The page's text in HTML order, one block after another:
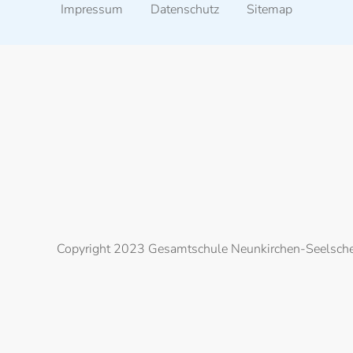
Impressum Datenschutz Sitemap
Copyright 2023 Gesamtschule Neunkirchen-